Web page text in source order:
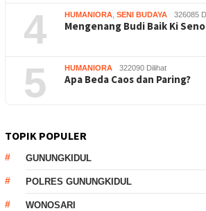
4 HUMANIORA SENI BUDAYA 326085
Mengenang Budi Baik Ki
5 HUMANIORA 322090 Dilihat
Apa Beda Caos dan Paring?
TOPIK POPULER
GUNUNGKIDUL
POLRES GUNUNGKIDUL
WONOSARI